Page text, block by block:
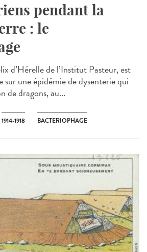
pendant la
: le
d’Hérelle de l’Institut Pasteur, est
sur une épidémie de dysenterie qui
de dragons, au...
1914-1918 BACTERIOPHAGE